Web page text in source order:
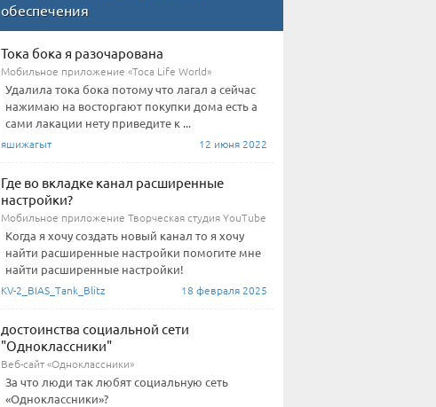
обеспечения
Тока бока я разочарована
Мобильное приложение «Toca Life World»
Удалила тока бока потому что лагал а сейчас
нажимаю на восторгают покупки дома есть а
сами лакации нету приведите к ...
яшижагыт 12 июня 2022
Где во вкладке канал расширенные
настройки?
Мобильное приложение Творческая студия YouTube
Когда я хочу создать новый канал то я хочу
найти расширенные настройки помогите мне
найти расширенные настройки!
KV-2_BIAS_Tank_Blitz 18 февраля 2025
достоинства социальной сети
"Одноклассники"
Веб-сайт «Одноклассники»
За что люди так любят социальную сеть
«Одноклассники»?